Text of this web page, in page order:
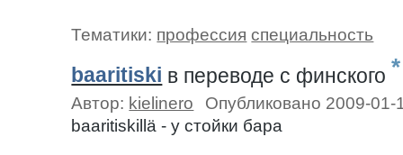
Тематики: профессия специальность
baaritiski в переводе c финского *
Автор: kielinero
Опубликовано 2009-01-
baaritiskillä - у стойки бара